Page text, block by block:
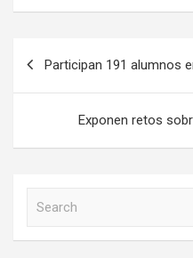
Participan 191 alumnos
Exponen retos